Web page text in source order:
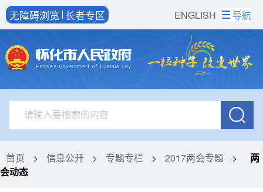
ENGLISH
无障碍浏览 长者专区 导航
首页 > 信息公开 > 专题专栏 > 2017两会专题 >
两
会动态